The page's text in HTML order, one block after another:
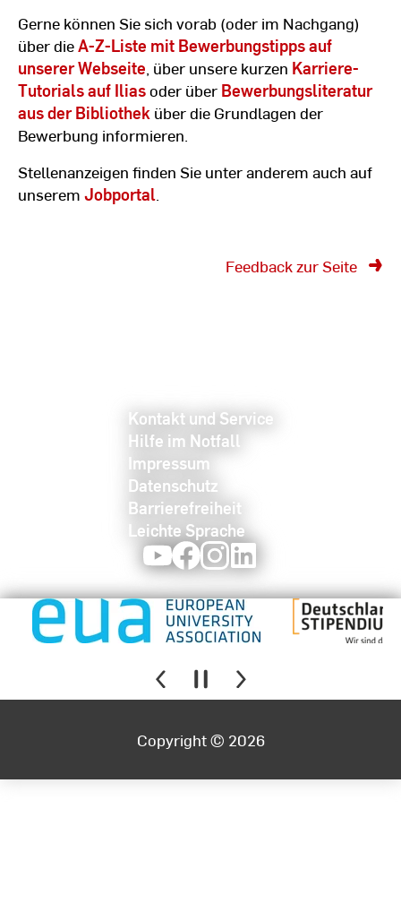
Gerne können Sie sich vorab (oder im Nachgang)
über dieA-Z-Liste mit Bewerbungstipps auf
unserer Webseite , über unsere kurzen Karriere-
Tutorials auf Iliasoder über Bewerbungsliteratur
aus der Bibliothek über die Grundlagen der
Bewerbung informieren.
Stellenanzeigen finden Sie unter anderem auch auf
unserem Jobportal
Feedback zur Seite
Kontakt und Service
Hilfe im Notfall
Impressum
Datenschutz
Barrierefreiheit
Leichte Sprache
YoutubeFacebookInstagram
Copyright © 2026